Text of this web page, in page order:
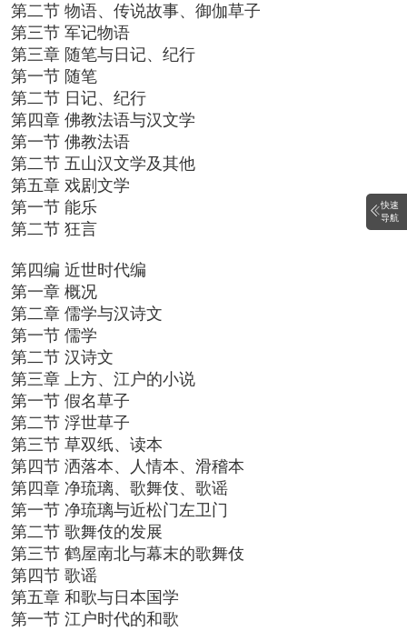
第二节 物语、传说故事、御伽草子
第三节 军记物语
第三章 随笔与日记、纪行
第一节 随笔
第二节 日记、纪行
第四章 佛教法语与汉文学
第一节 佛教法语
第二节 五山汉文学及其他
第五章 戏剧文学
第一节 能乐
第二节 狂言
第四编 近世时代编
第一章 概况
第二章 儒学与汉诗文
第一节 儒学
第二节 汉诗文
第三章 上方、江户的小说
第一节 假名草子
第二节 浮世草子
第三节 草双纸、读本
第四节 洒落本、人情本、滑稽本
第四章 净琉璃、歌舞伎、歌谣
第一节 净琉璃与近松门左卫门
第二节 歌舞伎的发展
第三节 鹤屋南北与幕末的歌舞伎
第四节 歌谣
第五章 和歌与日本国学
第一节 江户时代的和歌
快速
导航